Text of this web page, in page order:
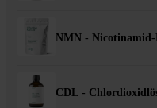
NMN -
CDL -